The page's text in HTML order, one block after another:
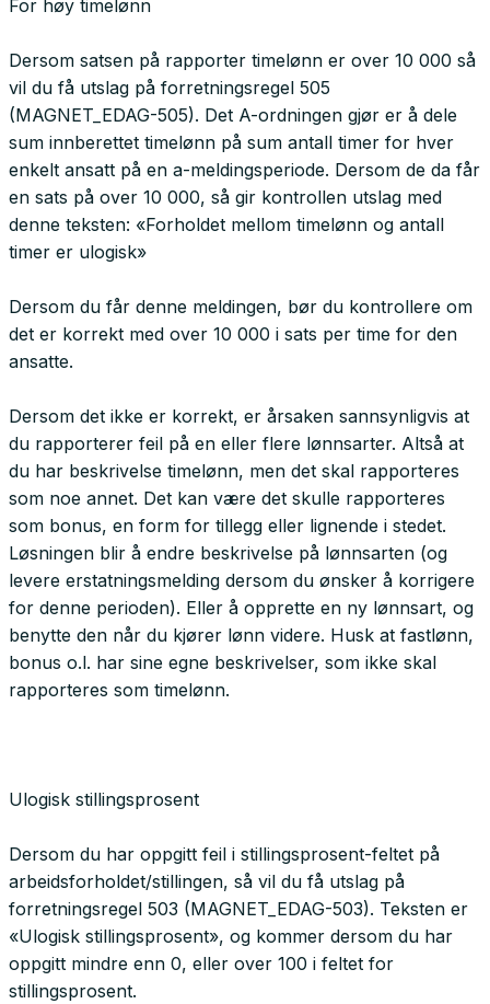
For høy timelønn
Dersom satsen på rapporter timelønn er over 10 000 så
vil du få utslag på forretningsregel 505
(MAGNET_EDAG-505). Det A-ordningen gjør er å dele
sum innberettet timelønn på sum antall timer for hver
enkelt ansatt på en a-meldingsperiode. Dersom de da får
en sats på over 10 000, så gir kontrollen utslag med
denne teksten: «Forholdet mellom timelønn og antall
timer er ulogisk»
Dersom du får denne meldingen, bør du kontrollere om
det er korrekt med over 10 000 i sats per time for den
ansatte.
Dersom det ikke er korrekt, er årsaken sannsynligvis at
du rapporterer feil på en eller flere lønnsarter. Altså at
du har beskrivelse timelønn, men det skal rapporteres
som noe annet. Det kan være det skulle rapporteres
som bonus, en form for tillegg eller lignende i stedet.
Løsningen blir å endre beskrivelse på lønnsarten (og
levere erstatningsmelding dersom du ønsker å korrigere
for denne perioden). Eller å opprette en ny lønnsart, og
benytte den når du kjører lønn videre. Husk at fastlønn,
bonus o.l. har sine egne beskrivelser, som ikke skal
rapporteres som timelønn.
Ulogisk stillingsprosent
Dersom du har oppgitt feil i stillingsprosent-feltet på
arbeidsforholdet/stillingen, så vil du få utslag på
forretningsregel 503 (MAGNET_EDAG-503). Teksten er
«Ulogisk stillingsprosent», og kommer dersom du har
oppgitt mindre enn 0, eller over 100 i feltet for
stillingsprosent.